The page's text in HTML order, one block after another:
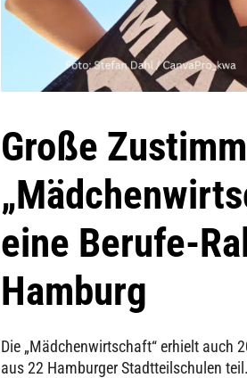
Große
eine Berufe-
Hamburg
Die „Mäd­chen­wirt­schaft“ erhielt auch
aus 22 Ham­bur­ger Stadt­teil­schu­len teil.